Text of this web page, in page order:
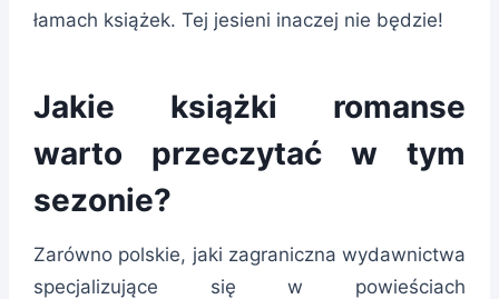
łamach książek. Tej jesieni inaczej nie będzie!
Jakie książki romanse
warto przeczytać w tym
sezonie?
Zarówno polskie, jaki zagraniczna wydawnictwa
specjalizujące się w powieściach